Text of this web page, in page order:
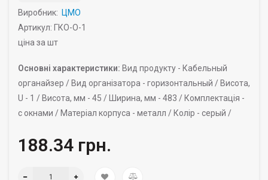
Виробник: ЦМО
Артикул: ГКО-О-1
ціна за шт
Основні характеристики: Вид продукту - Кабельный
органайзер / Вид організатора - горизонтальный / Висота,
U - 1 / Висота, мм - 45 / Ширина, мм - 483 / Комплектація -
с окнами / Матеріал корпуса - металл / Колір - серый /
188.34 грн.